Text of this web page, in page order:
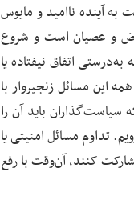
آینده ناامید و مایوس
و عصیان است و شروع
اتفاق نیفتاده یا
این مسائل زنجیروار با
سیاست‌گذاران باید آن را
تداوم مسائل امنیتی یا
کنند، آن‌وقت با رفع